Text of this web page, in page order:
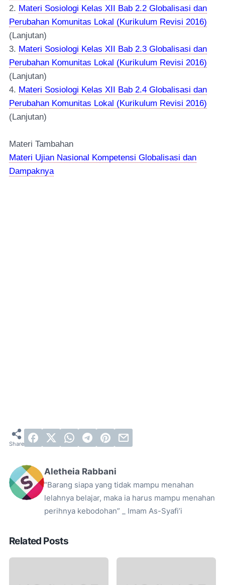
2. Materi Sosiologi Kelas XII Bab 2.2 Globalisasi dan
Perubahan Komunitas Lokal (Kurikulum Revisi 2016)
(Lanjutan)
3. Materi Sosiologi Kelas XII Bab 2.3 Globalisasi dan
Perubahan Komunitas Lokal (Kurikulum Revisi 2016)
(Lanjutan)
4. Materi Sosiologi Kelas XII Bab 2.4 Globalisasi dan
Perubahan Komunitas Lokal (Kurikulum Revisi 2016)
(Lanjutan)
Materi Tambahan
Materi Ujian Nasional Kompetensi Globalisasi dan
Dampaknya
Aletheia Rabbani
“Barang siapa yang tidak mampu menahan
lelahnya belajar, maka ia harus mampu menahan
perihnya kebodohan” _ Imam As-Syafi’i
Related Posts